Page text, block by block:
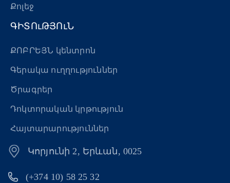
Քոլեջ
ԳԻՏՈւԹՅՈւՆ
ՔՈԲՐԵՅՆ կենտրոն
Գերակա ուղղություններ
Ծրագրեր
Դոկտորական կրթություն
Հայտարարություններ
Կորյունի 2, Երևան, 0025
(+374 10) 58 25 32